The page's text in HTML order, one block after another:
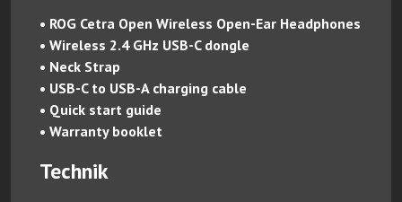
• ROG Cetra Open Wireless Open-Ear Headphones
• Wireless 2.4 GHz USB-C dongle
• Neck Strap
• USB-C to USB-A charging cable
• Quick start guide
• Warranty booklet
Technik